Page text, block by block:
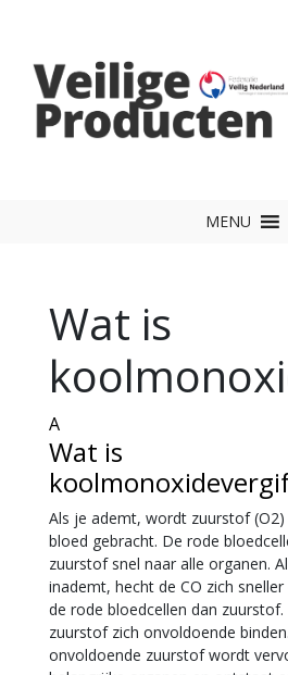
MENU
Wat is
A
Wat is
Als je ademt, wordt zuurstof
bloed gebracht. De rode
zuurstof snel naar alle organen.
inademt, hecht de CO zich
de rode bloedcellen dan
zuurstof zich onvoldoende
onvoldoende zuurstof wordt